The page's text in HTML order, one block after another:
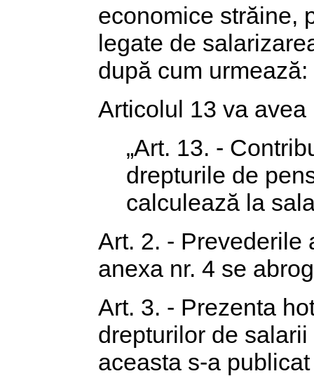
economice străine,
legate de
după cum urmează:
Articolul 13 va
„Art. 13. -
drepturile de
calculează la
Art. 2. - Prevederile
anexa nr. 4 se
Art. 3. - Prezenta
drepturilor de
aceasta s-a